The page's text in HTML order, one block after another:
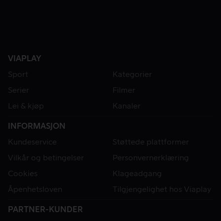
VIAPLAY
Sport
Kategorier
Serier
Filmer
Lei & kjøp
Kanaler
INFORMASJON
Kundeservice
Støttede plattformer
Vilkår og betingelser
Personvernerklæring
Cookies
Klageadgang
Åpenhetsloven
Tilgjengelighet hos Viaplay
PARTNER-KUNDER